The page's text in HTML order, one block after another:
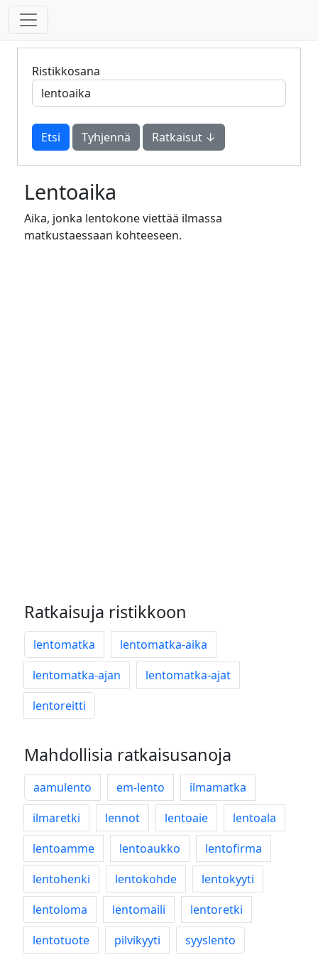
Ristikkosana
Tyhjennä Ratkaisut ↓
Lentoaika
Aika, jonka lentokone viettää ilmassa
matkustaessaan kohteeseen.
Ratkaisuja ristikkoon
lentomatka
lentomatka-aika
lentomatka-ajan
lentomatka-ajat
lentoreitti
Mahdollisia ratkaisusanoja
aamulento em-lento
ilmamatka
ilmaretki
lennot lentoaie
lentoala
lentoamme
lentoaukko
lentofirma
lentohenki
lentokohde
lentokyyti
lentoloma
lentomaili
lentoretki
lentotuote
pilvikyyti syyslento